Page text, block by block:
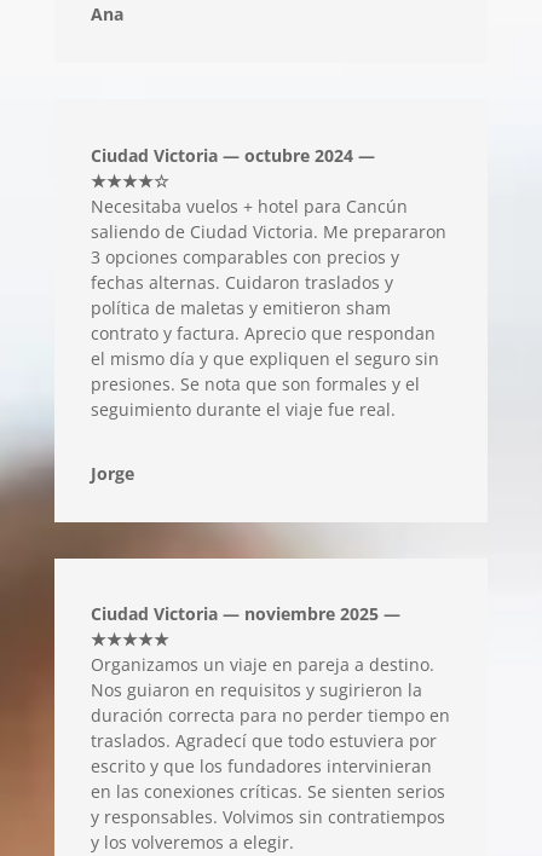
Ana
Ciudad Victoria — octubre 2024 —
★★★★☆
Necesitaba vuelos + hotel para Cancún
saliendo de Ciudad Victoria. Me prepararon
3 opciones comparables con precios y
fechas alternas. Cuidaron traslados y
política de maletas y emitieron sham
contrato y factura. Aprecio que respondan
el mismo día y que expliquen el seguro sin
presiones. Se nota que son formales y el
seguimiento durante el viaje fue real.
Jorge
Ciudad Victoria — noviembre 2025 —
★★★★★
Organizamos un viaje en pareja a destino.
Nos guiaron en requisitos y sugirieron la
duración correcta para no perder tiempo en
traslados. Agradecí que todo estuviera por
escrito y que los fundadores intervinieran
en las conexiones críticas. Se sienten serios
y responsables. Volvimos sin contratiempos
y los volveremos a elegir.